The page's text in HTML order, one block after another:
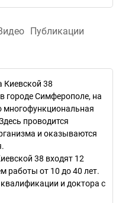
Публикации
Киевской 38
городе Симферополе, на
многофункциональная
проводится
и оказываются
38 входят 12
работы от 10 до 40 лет.
и доктора с